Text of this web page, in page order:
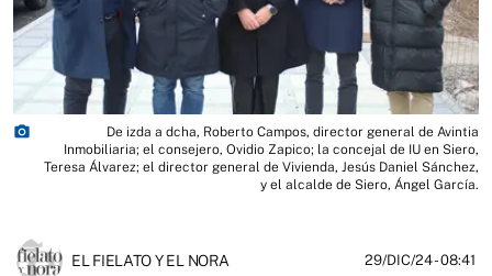
photo_camera
De izda a dcha, Roberto Campos, director general de Avintia
Inmobiliaria; el consejero, Ovidio Zapico; la concejal de IU en Siero,
Teresa Álvarez; el director general de Vivienda, Jesús Daniel Sánchez,
y el alcalde de Siero, Ángel García.
EL FIELATO Y EL NORA 29/DIC/24- 08:41